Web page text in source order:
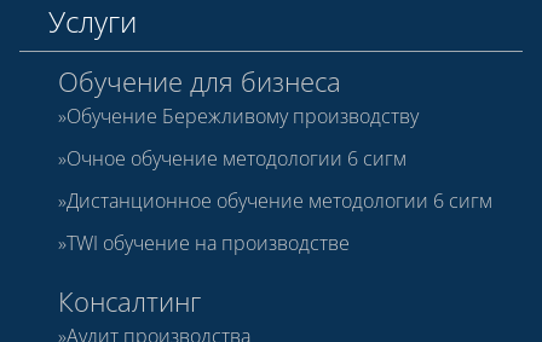
Услуги
Обучение для бизнеса
Обучение Бережливому производству
Очное обучение методологии 6 сигм
Дистанционное обучение методологии 6 сигм
TWI обучение на производстве
Консалтинг
Аудит производства